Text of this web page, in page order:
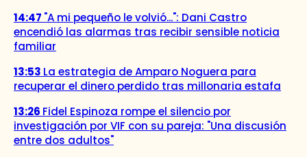
14:47 "A mi pequeño le volvió...": Dani Castro
encendió las alarmas tras recibir sensible noticia
familiar
13:53 La estrategia de Amparo Noguera para
recuperar el dinero perdido tras millonaria estafa
13:26 Fidel Espinoza rompe el silencio por
investigación por VIF con su pareja: "Una discusión
entre dos adultos"